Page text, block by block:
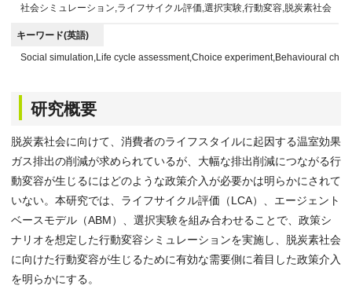
社会シミュレーション,ライフサイクル評価,選択実験,行動変容,脱炭素社会
キーワード(英語)
Social simulation,Life cycle assessment,Choice experiment,Behavioural
研究概要
脱炭素社会に向けて、消費者のライフスタイルに起因する温室効果
ガス排出の削減が求められているが、大幅な排出削減につながる行
動変容が生じるにはどのような政策介入が必要かは明らかにされて
いない。本研究では、ライフサイクル評価（LCA）、エージェント
ベースモデル（ABM）、選択実験を組み合わせることで、政策シ
ナリオを想定した行動変容シミュレーションを実施し、脱炭素社会
に向けた行動変容が生じるために有効な需要側に着目した政策介入
を明らかにする。